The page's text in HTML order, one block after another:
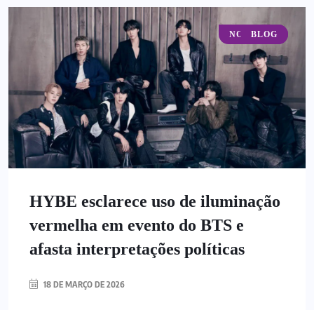
NOTÍCIAS
BLOG
HYBE esclarece uso de iluminação
vermelha em evento do BTS e
afasta interpretações políticas
18 DE MARÇO DE 2026